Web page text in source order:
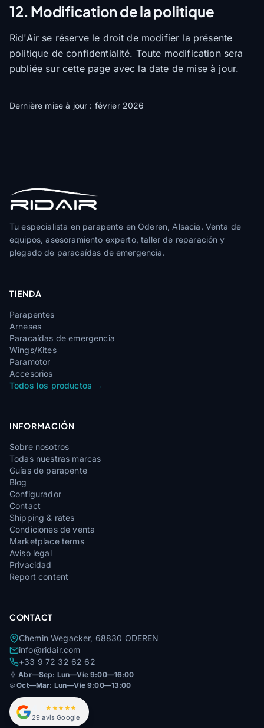
12. Modification de la politique
Rid'Air se réserve le droit de modifier la présente
politique de confidentialité. Toute modification sera
publiée sur cette page avec la date de mise à jour.
Dernière mise à jour : février 2026
Tu especialista en parapente en Oderen, Alsacia. Venta de
equipos, asesoramiento experto, taller de reparación y
plegado de paracaídas de emergencia.
TIENDA
Parapentes
Arneses
Paracaídas de emergencia
Wings/Kites
Paramotor
Accesorios
Todos los productos →
INFORMACIÓN
Sobre nosotros
Todas nuestras marcas
Guías de parapente
Blog
Configurador
Contact
Shipping & rates
Condiciones de venta
Marketplace terms
Aviso legal
Privacidad
Report content
CONTACT
Chemin Wegacker, 68830 ODEREN
info@ridair.com
+33 9 72 32 62 62
🌞Abr—Sep: Lun—Vie 9:00—16:00
❄️Oct—Mar: Lun—Vie 9:00—13:00
★★★★★
29 avis Google